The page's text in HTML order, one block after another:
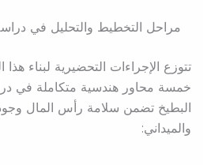
مراحل التخطيط والتحليل في
تتوزع الإجراءات التحضيرية لبناء
خمسة محاور هندسية متكاملة في
البطيخ تضمن سلامة رأس المال
والميداني: